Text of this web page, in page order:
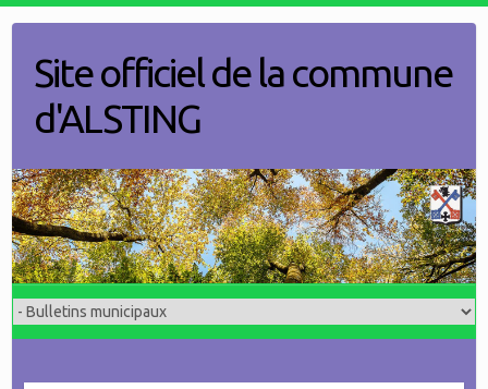
contentSite officiel de la commune
d'ALSTING